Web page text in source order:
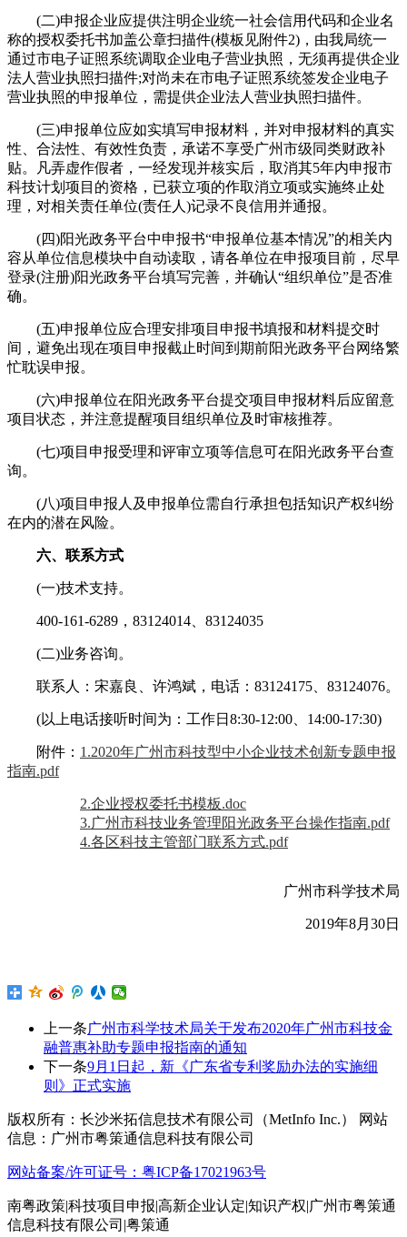
(二)申报企业应提供注明企业统一社会信用代码和企业名
称的授权委托书加盖公章扫描件(模板见附件2)，由我局统一
通过市电子证照系统调取企业电子营业执照，无须再提供企业
法人营业执照扫描件;对尚未在市电子证照系统签发企业电子
营业执照的申报单位，需提供企业法人营业执照扫描件。
(三)申报单位应如实填写申报材料，并对申报材料的真实
性、合法性、有效性负责，承诺不享受广州市级同类财政补
贴。凡弄虚作假者，一经发现并核实后，取消其5年内申报市
科技计划项目的资格，已获立项的作取消立项或实施终止处
理，对相关责任单位(责任人)记录不良信用并通报。
(四)阳光政务平台中申报书“申报单位基本情况”的相关内
容从单位信息模块中自动读取，请各单位在申报项目前，尽早
登录(注册)阳光政务平台填写完善，并确认“组织单位”是否准
确。
(五)申报单位应合理安排项目申报书填报和材料提交时
间，避免出现在项目申报截止时间到期前阳光政务平台网络繁
忙耽误申报。
(六)申报单位在阳光政务平台提交项目申报材料后应留意
项目状态，并注意提醒项目组织单位及时审核推荐。
(七)项目申报受理和评审立项等信息可在阳光政务平台查
询。
(八)项目申报人及申报单位需自行承担包括知识产权纠纷
在内的潜在风险。
六、联系方式
(一)技术支持。
400-161-6289，83124014、83124035
(二)业务咨询。
联系人：宋嘉良、许鸿斌，电话：83124175、83124076。
(以上电话接听时间为：工作日8:30-12:00、14:00-17:30)
附件： 1.2020年广州市科技型中小企业技术创新专题申报
指南.pdf
2.企业授权委托书模板.doc
3.广州市科技业务管理阳光政务平台操作指南.pdf
4.各区科技主管部门联系方式.pdf
广州市科学技术局
2019年8月30日
上一条广州市科学技术局关于发布2020年广州市科技金
融普惠补助专题申报指南的通知
下一条9月1日起，新《广东省专利奖励办法的实施细
则》正式实施
版权所有：长沙米拓信息技术有限公司（MetInfo Inc.） 网站
信息：广州市粤策通信息科技有限公司
网站备案/许可证号：粤ICP备17021963号
南粤政策|科技项目申报|高新企业认定|知识产权|广州市粤策通
信息科技有限公司|粤策通